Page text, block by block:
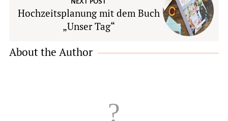
NEXT POST
Hochzeitsplanung mit dem Buch
„Unser Tag“
About the Author